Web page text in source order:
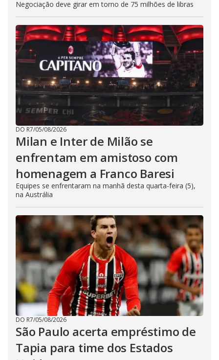
Negociação deve girar em torno de 75 milhões de libras
DO R7/05/08/2026
Milan e Inter de Milão se
enfrentam em amistoso com
homenagem a Franco Baresi
Equipes se enfrentaram na manhã desta quarta-feira (5),
na Austrália
DO R7/05/08/2026
São Paulo acerta empréstimo de
Tapia para time dos Estados